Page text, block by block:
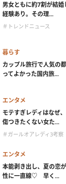
男女ともに約7割が結
経験あり。その理...
＃トレンドニュース
暮らす
カップル旅行で人気の
ってよかった国内旅...
エンタメ
モテすぎレディはなぜ
傷つきたくない女た...
＃ガールオアレディ3考察
エンタメ
本能剥き出し、夏の恋
性に一直線♡ 早く...